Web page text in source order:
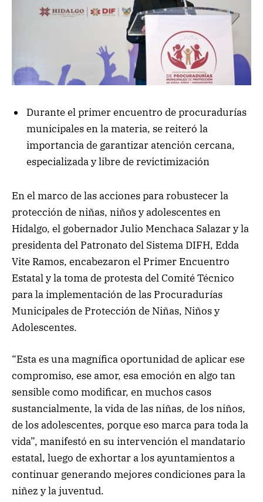
Durante el primer encuentro de procuradurías
municipales en la materia, se reiteró la
importancia de garantizar atención cercana,
especializada y libre de revictimización
En el marco de las acciones para robustecer la
protección de niñas, niños y adolescentes en
Hidalgo, el gobernador Julio Menchaca Salazar y la
presidenta del Patronato del Sistema DIFH, Edda
Vite Ramos, encabezaron el Primer Encuentro
Estatal y la toma de protesta del Comité Técnico
para la implementación de las Procuradurías
Municipales de Protección de Niñas, Niños y
Adolescentes.
“Esta es una magnífica oportunidad de aplicar ese
compromiso, ese amor, esa emoción en algo tan
sensible como modificar, en muchos casos
sustancialmente, la vida de las niñas, de los niños,
de los adolescentes, porque eso marca para toda la
vida”, manifestó en su intervención el mandatario
estatal, luego de exhortar a los ayuntamientos a
continuar generando mejores condiciones para la
niñez y la juventud.